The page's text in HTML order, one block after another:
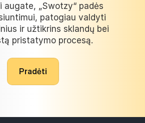
augate, „Swotzy“ padės
patogiau valdyti
ir užtikrins sklandų bei
pristatymo procesą.
Pradėti